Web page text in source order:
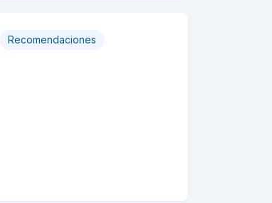
Recomendaciones